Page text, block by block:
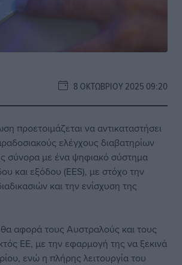
8 ΟΚΤΩΒΡΊΟΥ 2025 09:20
προετοιμάζεται να αντικαταστήσει
ελέγχους διαβατηρίων
σύνορα με ένα ψηφιακό σύστημα
και εξόδου (EES), με στόχο την
και την ενίσχυση της
θα αφορά τους Αυστραλούς και τους
ΕΕ, με την εφαρμογή της να ξεκινά
ενώ η πλήρης λειτουργία του